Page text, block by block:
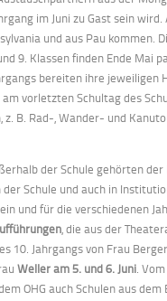
im Juni zu Gast sein
und aus Pau kommen.
9. Klassen finden Ende Mai
bereiten ihre
vorletzten Schultag des
B. Rad-, Wander- und
der Schule gehörten der
Schule und auch in
und für die verschiedenen
, die aus der
10. Jahrgangs von Frau
Weller am 5. und 6. Juni. Vom
OHG auch Schulen aus